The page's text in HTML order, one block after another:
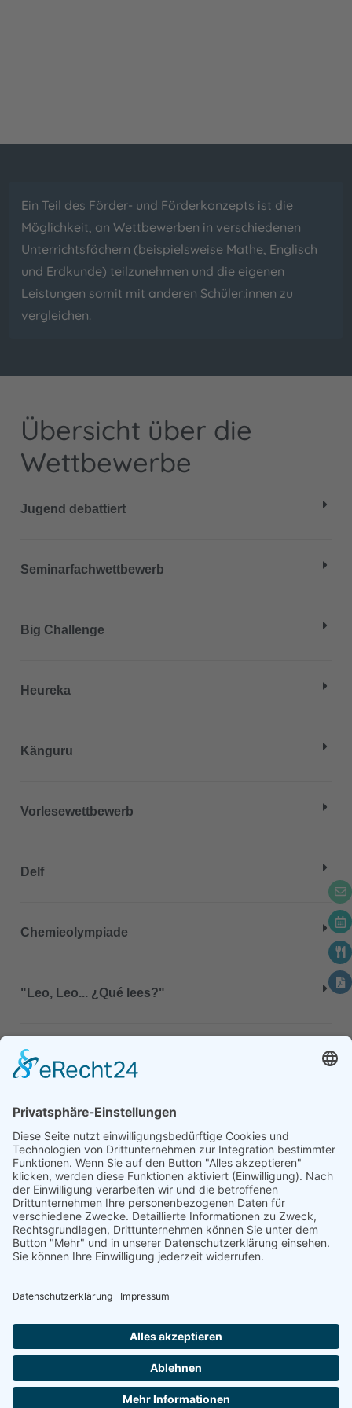
Ein Teil des Förder- und Förderkonzepts ist die
Möglichkeit, an Wettbewerben in verschiedenen
Unterrichtsfächern (beispielsweise Mathe, Englisch
und Erdkunde) teilzunehmen und die eigenen
Leistungen somit mit anderen Schüler:innen zu
vergleichen.
Übersicht über die
Wettbewerbe
Jugend debattiert
Seminarfachwettbewerb
Big Challenge
Heureka
Känguru
Vorlesewettbewerb
Delf
Chemieolympiade
"Leo, Leo... ¿Qué lees?"
Plattdeutscher Lesewettbewerb "Schoolkinner
leest Platt"
Geschichtswettbewerb des Bundespräsidenten
Kontakt
+49 (0) 4252 9090120
Auf der Loge 5, 27305 Bruchhausen-Vilsen
Impressum